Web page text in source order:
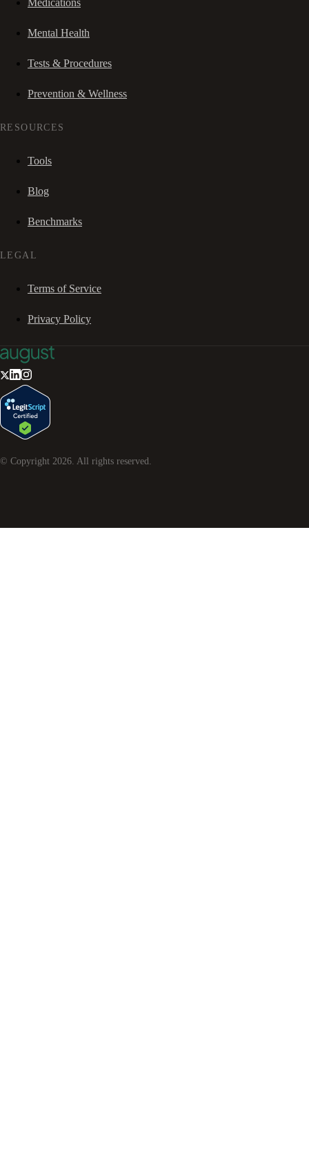
Medications
Mental Health
Tests & Procedures
Prevention & Wellness
RESOURCES
Tools
Blog
Benchmarks
LEGAL
Terms of Service
Privacy Policy
© Copyright 2026. All rights reserved.